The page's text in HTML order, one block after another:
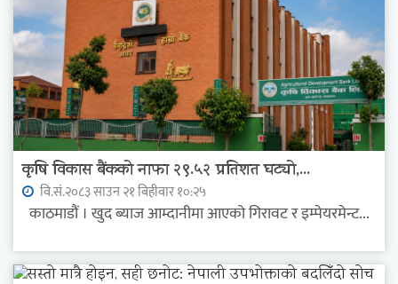
कृषि विकास बैंकको नाफा २९.५२ प्रतिशत घट्यो,...
वि.सं.२०८३ साउन २१ बिहीवार १०:२५
काठमाडौं । खुद ब्याज आम्दानीमा आएको गिरावट र इम्पेयरमेन्ट...